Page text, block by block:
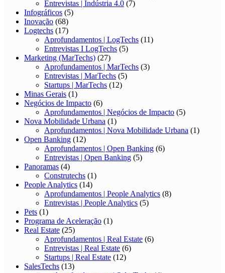
Entrevistas | Indústria 4.0 (7)
Infográficos (5)
Inovação (68)
Logtechs (17)
Aprofundamentos | LogTechs (11)
Entrevistas I LogTechs (5)
Marketing (MarTechs) (27)
Aprofundamentos | MarTechs (3)
Entrevistas | MarTechs (5)
Startups | MarTechs (12)
Minas Gerais (1)
Negócios de Impacto (6)
Aprofundamentos | Negócios de Impacto (5)
Nova Mobilidade Urbana (1)
Aprofundamentos | Nova Mobilidade Urbana (1)
Open Banking (12)
Aprofundamentos | Open Banking (6)
Entrevistas | Open Banking (5)
Panoramas (4)
Construtechs (1)
People Analytics (14)
Aprofundamentos | People Analytics (8)
Entrevistas | People Analytics (5)
Pets (1)
Programa de Aceleração (1)
Real Estate (25)
Aprofundamentos | Real Estate (6)
Entrevistas | Real Estate (6)
Startups | Real Estate (12)
SalesTechs (13)